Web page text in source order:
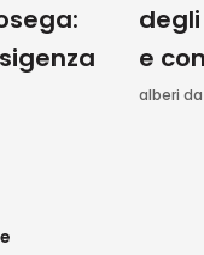
e
alberi